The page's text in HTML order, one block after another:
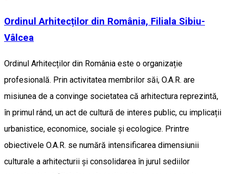
Ordinul Arhitecților din România, Filiala Sibiu-
Vâlcea
Ordinul Arhitecților din România este o organizație
profesională. Prin activitatea membrilor săi, O.A.R. are
misiunea de a convinge societatea că arhitectura reprezintă,
în primul rând, un act de cultură de interes public, cu implicații
urbanistice, economice, sociale și ecologice. Printre
obiectivele O.A.R. se numără intensificarea dimensiunii
culturale a arhitecturii și consolidarea în jurul sediilor